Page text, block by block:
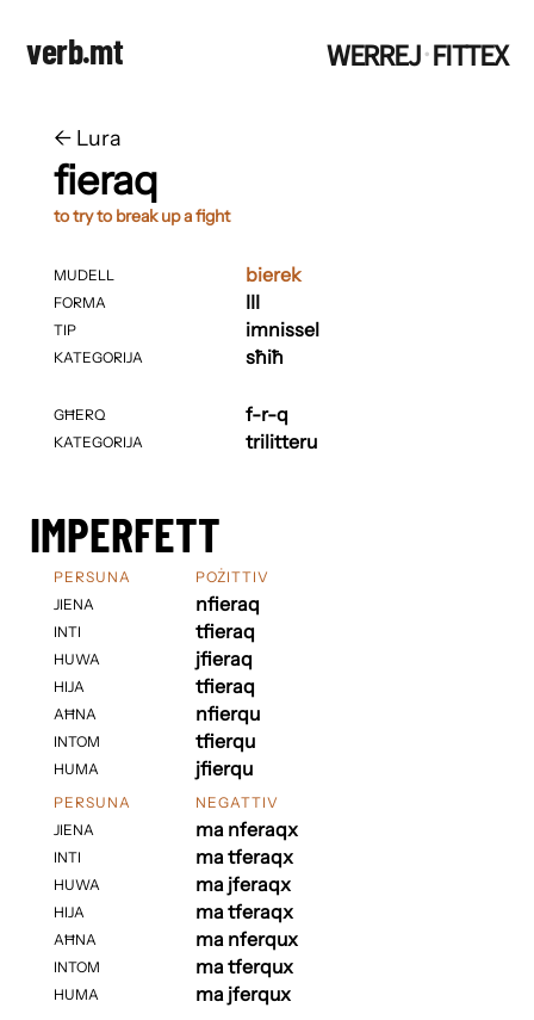
verb.mt WERREJ·FITTEX
← ​​Lura
fieraq
to try to break up a fight
MUDELL
FORMA
TIP
KATEGORIJA
GĦERQ
KATEGORIJA
bierek
III
imnissel
sħiħ
f-r-q
trilitteru
IMPERFETT
PERSUNA
JIENA
INTI
HUWA
HIJA
AĦNA
INTOM
HUMA
POŻITTIV
nfieraq
tfieraq
jfieraq
tfieraq
nfierqu
tfierqu
jfierqu
PERSUNA
JIENA
INTI
HUWA
HIJA
AĦNA
INTOM
HUMA
NEGATTIV
ma nferaqx
ma tferaqx
ma jferaqx
ma tferaqx
ma nferqux
ma tferqux
ma jferqux